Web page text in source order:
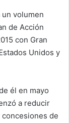
volumen
de Acción
con Gran
Unidos y
él en mayo
a reducir
de